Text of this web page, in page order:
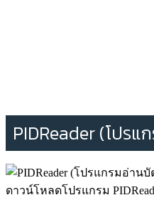
PIDReader (โปร
ดาวน์โหลดโปรแกรม